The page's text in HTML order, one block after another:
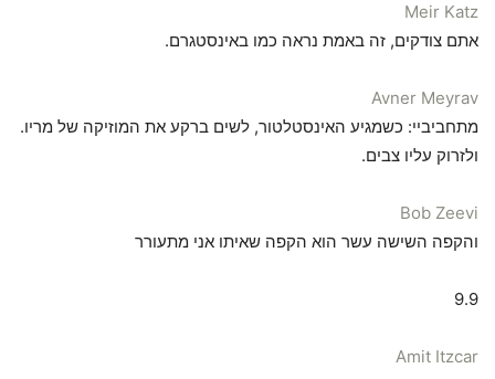
Meir Katz
אתם צודקים, זה באמת נראה כמו באינסטגרם.
Avner Meyrav
מתחביביי: כשמגיע האינסטלטור, לשים ברקע את המוזיקה של מריו.
ולזרוק עליו צבים.
Bob Zeevi
והקפה השישה עשר הוא הקפה שאיתו אני מתעורר
9.9
Amit Itzcar